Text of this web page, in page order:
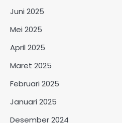
Juni 2025
Mei 2025
April 2025
Maret 2025
Februari 2025
Januari 2025
Desember 2024